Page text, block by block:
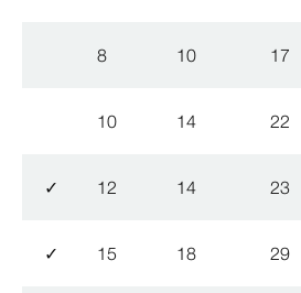
8 10 17
10 14 22
✓ 12 14 23
✓ 15 18 29